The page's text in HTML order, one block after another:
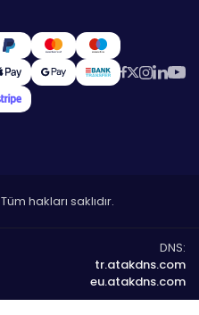
Tüm hakları saklıdır.
DNS:
tr.atakdns.com
eu.atakdns.com